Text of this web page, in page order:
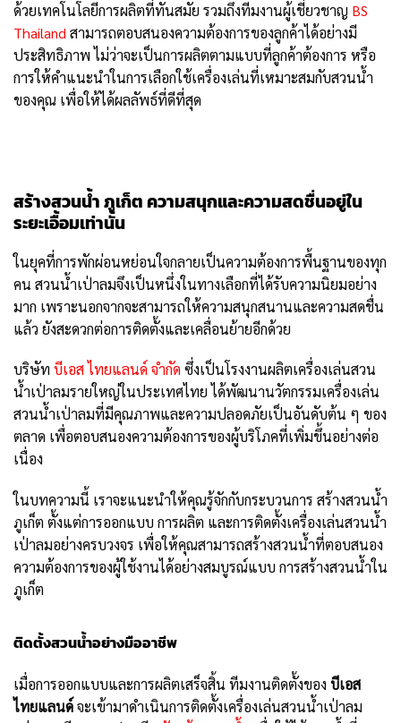
ด้วยเทคโนโลยีการผลิตที่ทันสมัย รวมถึงทีมงานผู้เชี่ยวชาญ BS
Thailandสามารถตอบสนองความต้องการของลูกค้าได้อย่างมี
ประสิทธิภาพ ไม่ว่าจะเป็นการผลิตตามแบบที่ลูกค้าต้องการ หรือ
การให้คำแนะนำในการเลือกใช้เครื่องเล่นที่เหมาะสมกับสวนน้ำ
ของคุณ เพื่อให้ได้ผลลัพธ์ที่ดีที่สุด
สร้างสวนน้ำ ภูเก็ตความสนุกและความสดชื่นอยู่ใน
ระยะเอื้อมเท่านั้น
ในยุคที่การพักผ่อนหย่อนใจกลายเป็นความต้องการพื้นฐานของทุก
คน สวนน้ำเป่าลมจึงเป็นหนึ่งในทางเลือกที่ได้รับความนิยมอย่าง
มาก เพราะนอกจากจะสามารถให้ความสนุกสนานและความสดชื่น
แล้ว ยังสะดวกต่อการติดตั้งและเคลื่อนย้ายอีกด้วย
บริษัท บีเอส ไทยแลนด์ จำกัด ซึ่งเป็นโรงงานผลิตเครื่องเล่นสวน
น้ำเป่าลมรายใหญ่ในประเทศไทย ได้พัฒนานวัตกรรมเครื่องเล่น
สวนน้ำเป่าลมที่มีคุณภาพและความปลอดภัยเป็นอันดับต้น ๆ ของ
ตลาด เพื่อตอบสนองความต้องการของผู้บริโภคที่เพิ่มขึ้นอย่างต่อ
เนื่อง
ในบทความนี้ เราจะแนะนำให้คุณรู้จักกับกระบวนการ สร้างสวนน้ำ
ภูเก็ต ตั้งแต่การออกแบบ การผลิต และการติดตั้งเครื่องเล่นสวนน้ำ
เป่าลมอย่างครบวงจร เพื่อให้คุณสามารถสร้างสวนน้ำที่ตอบสนอง
ความต้องการของผู้ใช้งานได้อย่างสมบูรณ์แบบ การสร้างสวนน้ำใน
ภูเก็ต
ติดตั้งสวนน้ำอย่างมืออาชีพ
เมื่อการออกแบบและการผลิตเสร็จสิ้น ทีมงานติดตั้งของ บีเอส
ไทยแลนด์จะเข้ามาดำเนินการติดตั้งเครื่องเล่นสวนน้ำเป่าลม